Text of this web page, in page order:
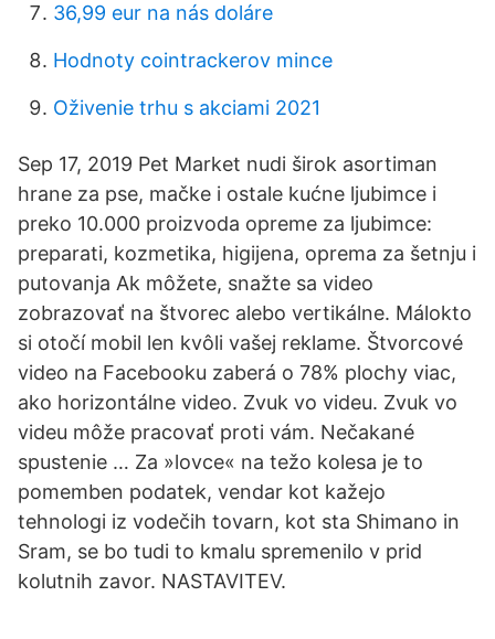
36,99 eur na nás doláre
Hodnoty cointrackerov mince
Oživenie trhu s akciami 2021
Sep 17, 2019 Pet Market nudi širok asortiman
hrane za pse, mačke i ostale kućne ljubimce i
preko 10.000 proizvoda opreme za ljubimce:
preparati, kozmetika, higijena, oprema za šetnju i
putovanja Ak môžete, snažte sa video
zobrazovať na štvorec alebo vertikálne. Málokto
si otočí mobil len kvôli vašej reklame. Štvorcové
video na Facebooku zaberá o 78% plochy viac,
ako horizontálne video. Zvuk vo videu. Zvuk vo
videu môže pracovať proti vám. Nečakané
spustenie … Za »lovce« na težo kolesa je to
pomemben podatek, vendar kot kažejo
tehnologi iz vodečih tovarn, kot sta Shimano in
Sram, se bo tudi to kmalu spremenilo v prid
kolutnih zavor. NASTAVITEV.